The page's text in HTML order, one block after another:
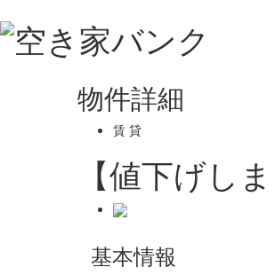
物件詳細
賃 貸
【値下げし
基本情報